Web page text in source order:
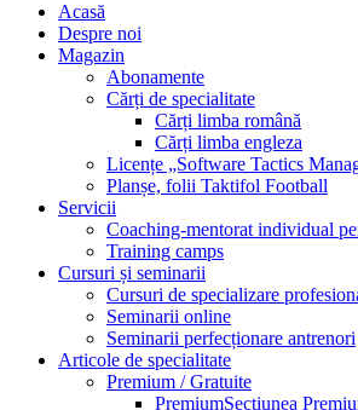
Acasă
Despre noi
Magazin
Abonamente
Cărți de specialitate
Cărți limba română
Cărți limba engleza
Licențe „Software Tactics
Planșe, folii Taktifol Football
Servicii
Coaching-mentorat individual
Training camps
Cursuri și seminarii
Cursuri de specializare
Seminarii online
Seminarii perfecționare antrenori
Articole de specialitate
Premium / Gratuite
PremiumSecțiunea